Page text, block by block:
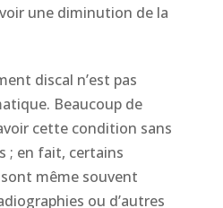
une diminution de la
discal n’est pas
Beaucoup de
cette condition sans
; en fait, certains
même souvent
ou d’autres